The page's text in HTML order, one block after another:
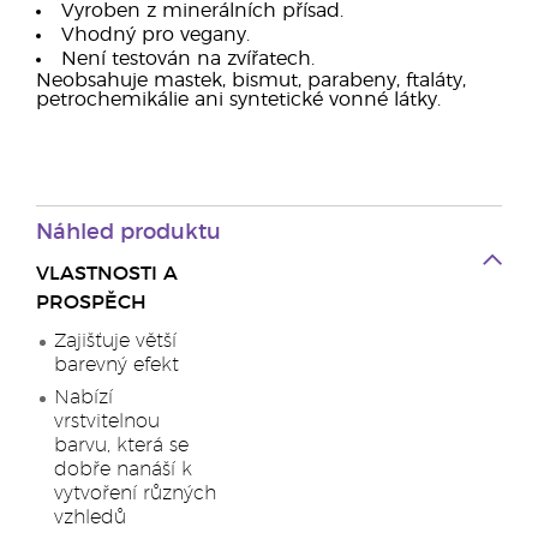
Vyroben z minerálních přísad.
Vhodný pro vegany.
Není testován na zvířatech.
Neobsahuje mastek, bismut, parabeny, ftaláty,
petrochemikálie ani syntetické vonné látky.
Náhled produktu
VLASTNOSTI A
PROSPĚCH
Zajišťuje větší
barevný efekt
Nabízí
vrstvitelnou
barvu, která se
dobře nanáší k
vytvoření různých
vzhledů